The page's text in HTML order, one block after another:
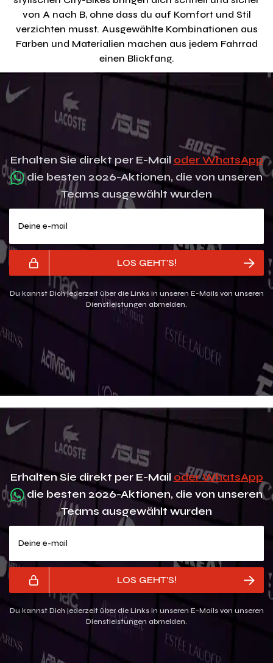
von A nach B, ohne dass du auf Komfort und Stil
verzichten musst. Ausgewählte Kombinationen aus
Farben und Materialien machen aus jedem Fahrrad
einen Blickfang.
Erhalten Sie direkt per E-Mail oder WhatsApp
die besten 2026-Aktionen, die von unseren
Teams ausgewählt wurden
LOS GEHT'S!
Du kannst Dich jederzeit über die Links in unseren E-Mails von unseren
Dienstleistungen abmelden.
Erhalten Sie direkt per E-Mail oder WhatsApp
die besten 2026-Aktionen, die von unseren
Teams ausgewählt wurden
LOS GEHT'S!
Du kannst Dich jederzeit über die Links in unseren E-Mails von unseren
Dienstleistungen abmelden.